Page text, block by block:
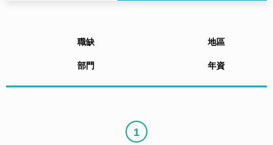
職缺 地區
部門 年資
1